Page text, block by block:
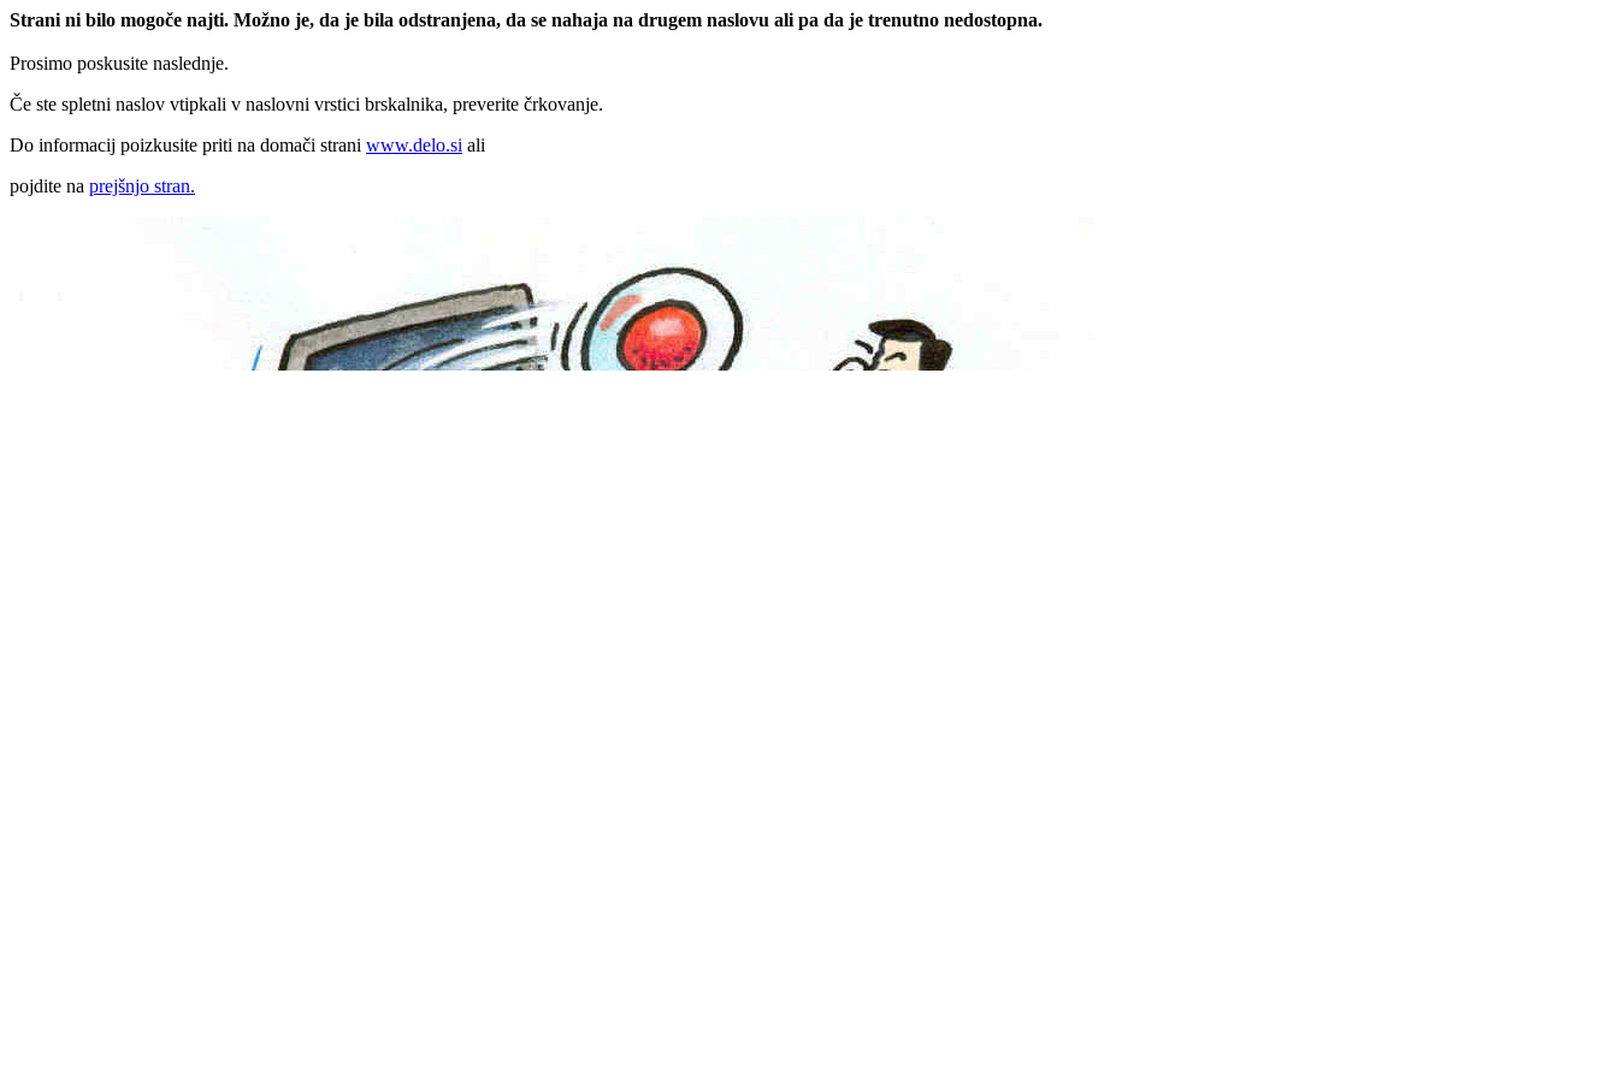
Strani ni bilo mogoče najti. Možno je, da je bila odstranjena, da se nahaja na drugem naslovu ali pa da je trenutno nedostopna.
Prosimo poskusite naslednje.
Če ste spletni naslov vtipkali v naslovni vrstici brskalnika, preverite črkovanje.
Do informacij poizkusite priti na domači strani www.delo.si ali
pojdite na prejšnjo stran.